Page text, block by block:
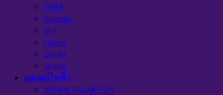
TARA
Bauman
MIT
varem
Zilmet
Mcbell
มอเตอร์ไฟฟ้า
BROOK CROMPTON